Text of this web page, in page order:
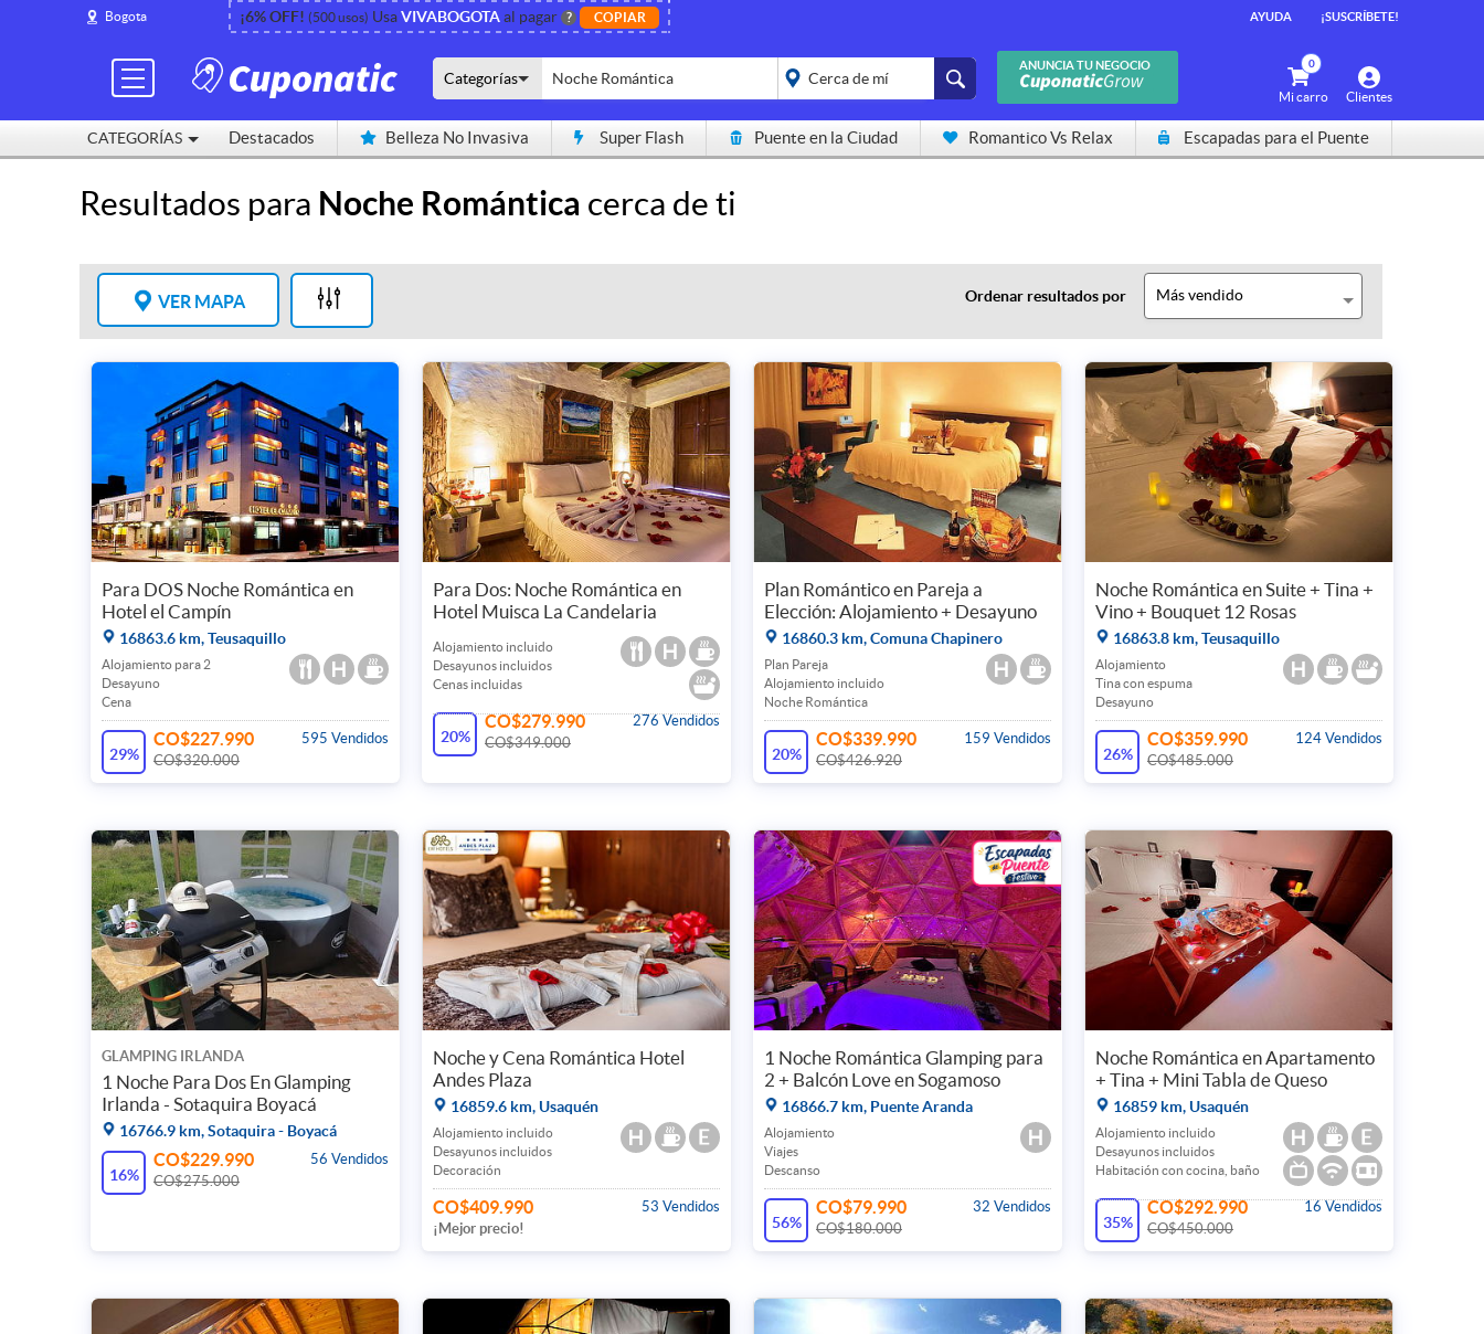
Bogota ¡6% OFF! (500 usos) UsaVIVABOGOTAal pagar ? COPIAR AYUDA ¡SUSCRÍBETE!
CATEGORÍAS
ANUNCIA TU NEGOCIO
Clientes
Categorías
placeholder="Todo el
0
Mi carro
Destacados Belleza No Invasiva Super Flash Puente en la Ciudad Romantico Vs Relax Escapadas para el Puente
Resultados para Noche Romántica cerca de ti
VER MAPA Ordenar resultados por Más vendido
Para DOS Noche Romántica en
Hotel el Campín
16863.6 km, Teusaquillo
Alojamiento para 2
Desayuno
Cena
29%
595 Vendidos
CO$227.990
CO$320.000
Para Dos: Noche Romántica en
Hotel Muisca La Candelaria
Alojamiento incluido
Desayunos incluidos
Cenas incluidas
20%
276 Vendidos
CO$279.990
CO$349.000
Plan Romántico en Pareja a
Elección: Alojamiento + Desayuno
16860.3 km, Comuna Chapinero
Plan Pareja
Alojamiento incluido
Noche Romántica
20%
159 Vendidos
CO$339.990
CO$426.920
Noche Romántica en Suite + Tina +
Vino + Bouquet 12 Rosas
16863.8 km, Teusaquillo
Alojamiento
Tina con espuma
Desayuno
26%
124 Vendidos
CO$359.990
CO$485.000
GLAMPING IRLANDA
1 Noche Para Dos En Glamping
Irlanda - Sotaquira Boyacá
16766.9 km, Sotaquira - Boyacá
16%
56 Vendidos
CO$229.990
CO$275.000
Noche y Cena Romántica Hotel
Andes Plaza
16859.6 km, Usaquén
Alojamiento incluido
Desayunos incluidos
Decoración
53 Vendidos
CO$409.990
¡Mejor precio!
1 Noche Romántica Glamping para
2 + Balcón Love en Sogamoso
16866.7 km, Puente Aranda
Alojamiento
Viajes
Descanso
56%
32 Vendidos
CO$79.990
CO$180.000
Noche Romántica en Apartamento
+ Tina + Mini Tabla de Queso
16859 km, Usaquén
Alojamiento incluido
Desayunos incluidos
Habitación con cocina, baño
35%
16 Vendidos
CO$292.990
CO$450.000